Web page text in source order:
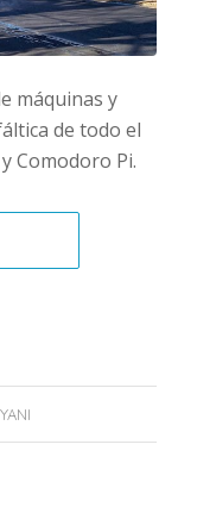
máquinas y
de todo el
Comodoro Pi.
YANI